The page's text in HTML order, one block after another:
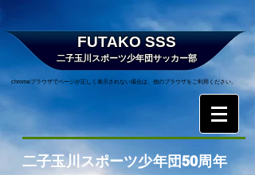
FUTAKO SSS
二子玉川スポーツ少年団サッカー部
chromeブラウザでページが正しく表示されない場合は、他のブラウザをご利用ください。
二子玉川スポーツ少年団50周年